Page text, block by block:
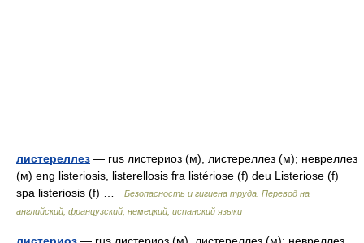
листереллез — rus листериоз (м), листереллез (м); невреллез
(м) eng listeriosis, listerellosis fra listériose (f) deu Listeriose (f)
spa listeriosis (f) …
Безопасность и гигиена труда. Перевод на
английский, французский, немецкий, испанский языки